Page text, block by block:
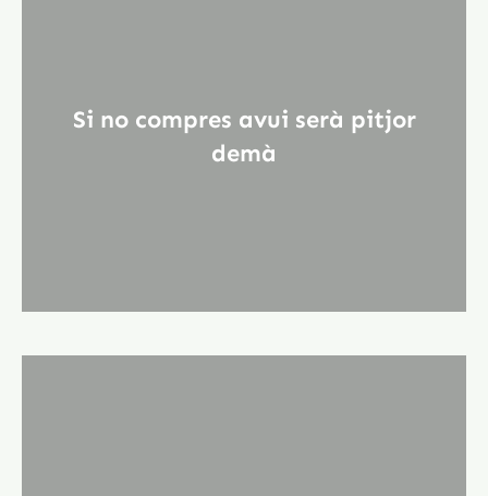
Si no compres avui serà pitjor
demà